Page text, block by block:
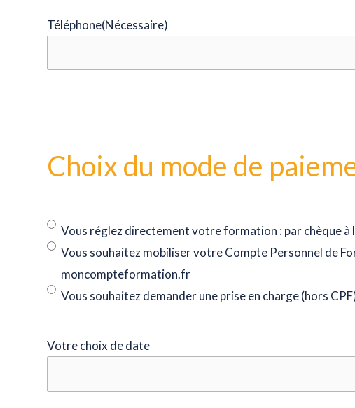
Téléphone(Nécessaire)
Choix du mode de
Vous réglez directement votre formation : par chèque
Vous souhaitez mobiliser votre Compte Personnel de
moncompteformation.fr
Vous souhaitez demander une prise en charge (hors
Votre choix de date